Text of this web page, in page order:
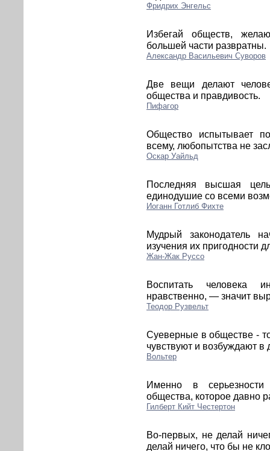
Фридрих Энгельс
Избегай обществ,
большей части развратны.
Александр Васильевич Суворов
Две вещи делают
общества и правдивость.
Пифагор
Общество испытывает
всему, любопытства не
Оскар Уайльд
Последняя высшая
единодушие со всеми
Иоганн Готлиб Фихте
Мудрый законодатель
изучения их пригодности
Жан-Жак Руссо
Воспитать человека
нравственно, — значит
Теодор Рузвельт
Суеверные в обществе -
чувствуют и возбуждают в
Вольтер
Именно в серьезности
общества, которое давно
Гилберт Кийт Честертон
Во-первых, не делай
делай ничего, что бы не